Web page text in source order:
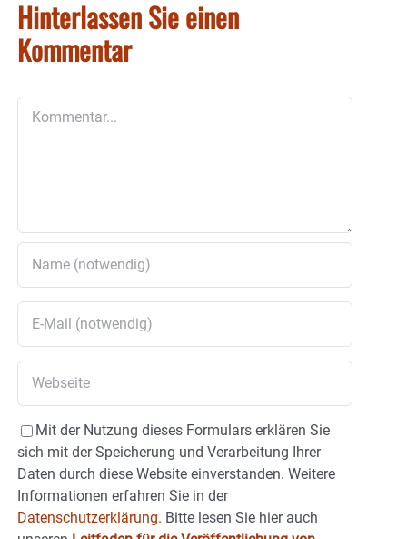
Hinterlassen Sie einen
Kommentar
Mit der Nutzung dieses Formulars erklären Sie
sich mit der Speicherung und Verarbeitung Ihrer
Daten durch diese Website einverstanden. Weitere
Informationen erfahren Sie in der
Datenschutzerklärung. Bitte lesen Sie hier auch